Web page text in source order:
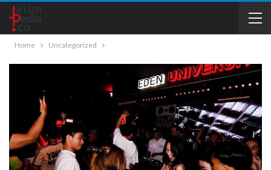
Home Uncategorized